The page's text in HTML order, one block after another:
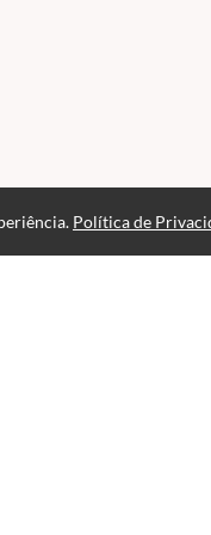
Política de